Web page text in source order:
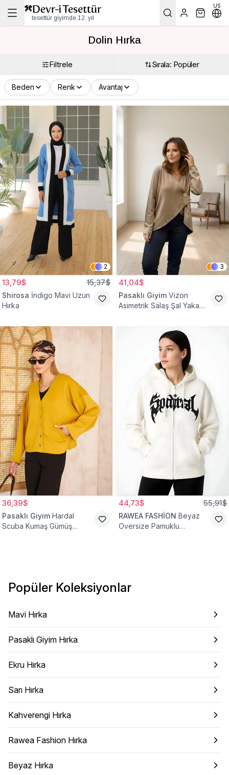
tesettür giyimde 12. yıl
US
Dolin Hırka
Filtrele Sırala: Popüler
Beden Renk Avantaj
2
13,79$ 15,37$
Shirosa İndigo Mavi Uzun
Hırka
3
41,04$
Pasaklı Giyim Vizon
Asimetrik Salaş Şal Yaka
36,39$
Pasaklı Giyim Hardal
Scuba Kumaş Gümüş
44,73$ 55,91$
RAWEA FASHİON Beyaz
Oversize Pamuklu
Popüler Koleksiyonlar
Mavi Hırka
Pasaklı Giyim Hırka
Ekru Hırka
Sarı Hırka
Kahverengi Hırka
Rawea Fashion Hırka
Beyaz Hırka